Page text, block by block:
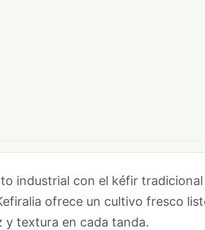
industrial con el kéfir
ofrece un cultivo fresco
y textura en cada tanda.